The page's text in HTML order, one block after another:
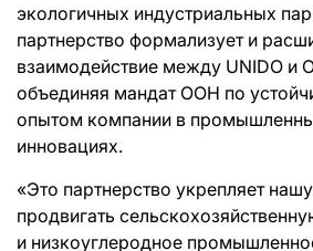
экологичных индустриальных
партнерство формализует и
взаимодействие между UNIDO и
объединяя мандат ООН по
опытом компании в
инновациях.
«Это партнерство укрепляет
продвигать
и низкоуглеродное